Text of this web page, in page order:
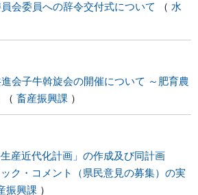
会委員への辞令交付式について
水
会子牛斡旋会の開催について ～肥育農
畜産振興課
生産近代化計画」の作成及び同計画
ック・コメント（県民意見の募集）の実
振興課